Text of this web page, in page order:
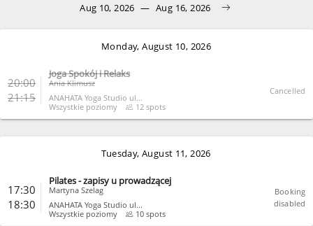
Aug 10, 2026 — Aug 16, 2026
Monday, August 10, 2026
20:00
21:15
Joga Spokój i Relaks
Ania Klimusz
ANAHATA Yoga Studio ul...
Wszystkie poziomy
12 spots
Cancelled
CLOSE
Tuesday, August 11, 2026
17:30
18:30
Pilates - zapisy u prowadzącej
Martyna Szelag
ANAHATA Yoga Studio ul...
Wszystkie poziomy
10 spots
Booking
disabled